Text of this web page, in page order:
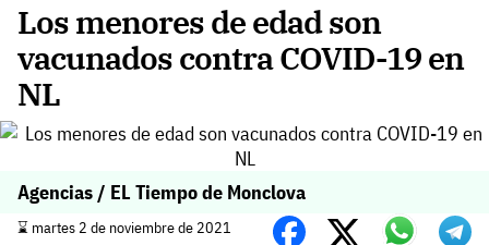
Los menores de edad son
vacunados contra COVID-19 en
NL
Agencias / EL Tiempo de Monclova
⌛️ martes 2 de noviembre de 2021